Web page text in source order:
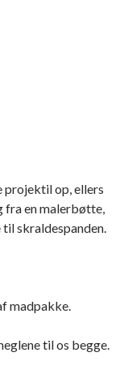
projektil op, ellers
fra en malerbøtte,
skraldespanden.
madpakke.
til os begge.